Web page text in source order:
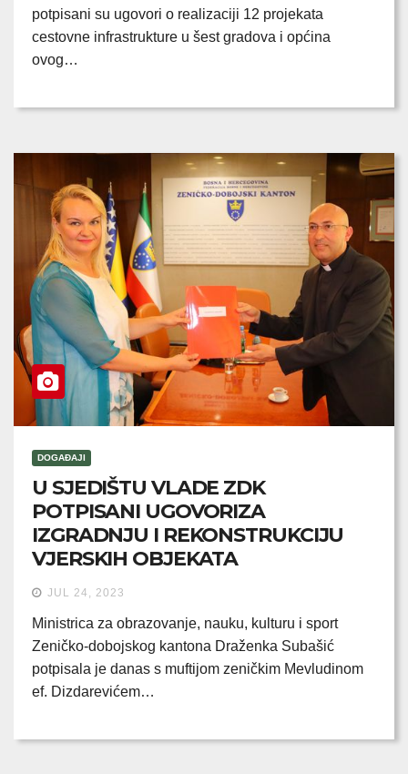
potpisani su ugovori o realizaciji 12 projekata
cestovne infrastrukture u šest gradova i općina
ovog…
DOGAĐAJI
U SJEDIŠTU VLADE ZDK
POTPISANI UGOVORIZA
IZGRADNJU I REKONSTRUKCIJU
VJERSKIH OBJEKATA
JUL 24, 2023
Ministrica za obrazovanje, nauku, kulturu i sport
Zeničko-dobojskog kantona Draženka Subašić
potpisala je danas s muftijom zeničkim Mevludinom
ef. Dizdarevićem…